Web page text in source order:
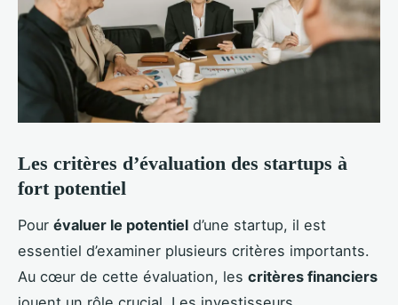
Les critères d’évaluation des startups à
fort potentiel
Pour évaluer le potentiel d’une startup, il est
essentiel d’examiner plusieurs critères importants.
Au cœur de cette évaluation, les critères financiers